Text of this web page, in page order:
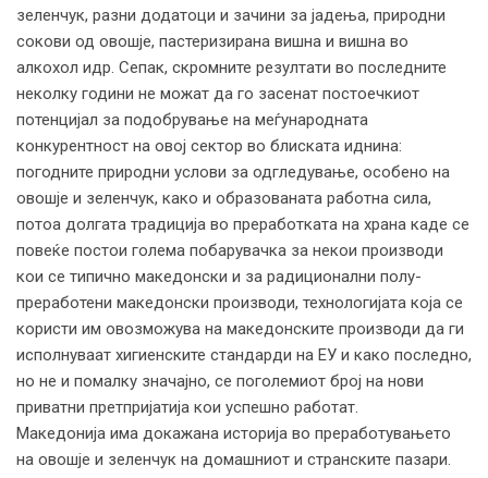
зеленчук, разни додатоци и зачини за јадења, природни
сокови од овошје, пастеризирана вишна и вишна во
алкохол идр. Сепак, скромните резултати во последните
неколку години не можат да го засенат постоечкиот
потенцијал за подобрување на меѓународната
конкурентност на овој сектор во блиската иднина:
погодните природни услови за одгледување, особено на
овошје и зеленчук, како и образованата работна сила,
потоа долгата традиција во преработката на храна каде се
повеќе постои голема побарувачка за некои производи
кои се типично македонски и за радиционални полу-
преработени македонски производи, технологијата која се
користи им овозможува на македонските производи да ги
исполнуваат хигиенските стандарди на ЕУ и како последно,
но не и помалку значајно, се поголемиот број на нови
приватни претпријатија кои успешно работат.
Македонија има докажана историја во преработувањето
на овошје и зеленчук на домашниот и странските пазари.